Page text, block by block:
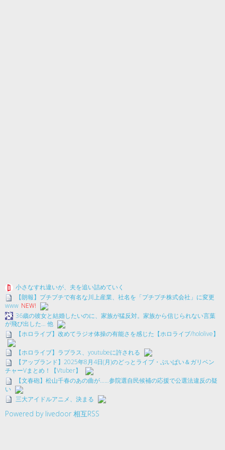
小さなすれ違いが、夫を追い詰めていく
【朗報】プチプチで有名な川上産業、社名を「プチプチ株式会社」に変更
www NEW!
36歳の彼女と結婚したいのに、家族が猛反対。家族から信じられない言葉
が飛び出した… 他
【ホロライブ】改めてラジオ体操の有能さを感じた【ホロライブ/hololive】
【ホロライブ】ラプラス、youtubeに許される
【アップランド】2025年8月4日(月)のどっとライブ・ぶいぱい＆ガリベン
チャーVまとめ！【Vtuber】
【文春砲】松山千春のあの曲が……参院選自民候補の応援で公選法違反の疑
い
三大アイドルアニメ、決まる
Powered by livedoor 相互RSS